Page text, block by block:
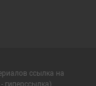
ссылка на
гиперссылка).